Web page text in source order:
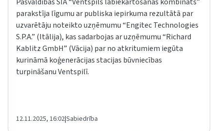
parakstīja līgumu ar publiska iepirkuma rezultātā par
uzvarētāju noteikto uzņēmumu “Engitec Technologies
S.P.A.” (Itālija), kas sadarbojas ar uzņēmumu “Richard
Kablitz GmbH” (Vācija) par no atkritumiem iegūta
kurināmā koģenerācijas stacijas būvniecības
turpināšanu Ventspilī.
12.11.2025, 16:02|Sabiedrība